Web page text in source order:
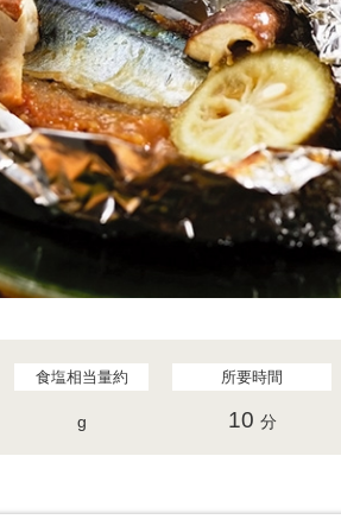
食塩相当量約
g
所要時間
10 分